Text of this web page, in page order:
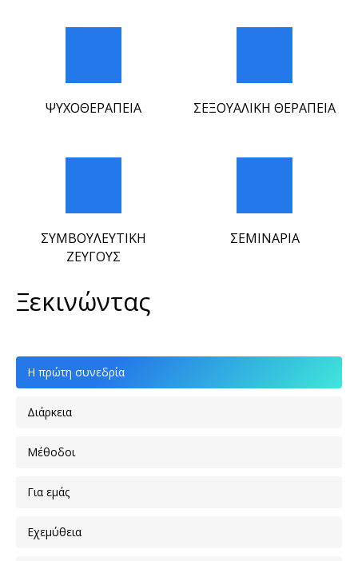
ΨΥΧΟΘΕΡΑΠΕΙΑ ΣΕΞΟΥΑΛΙΚΗ ΘΕΡΑΠΕΙΑ
ΣΥΜΒΟΥΛΕΥΤΙΚΗ
ΖΕΥΓΟΥΣ
ΣΕΜΙΝΑΡΙΑ
Ξεκινώντας
Η πρώτη συνεδρία
Διάρκεια
Μέθοδοι
Για εμάς
Eχεμύθεια